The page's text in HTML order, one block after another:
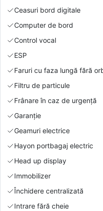
Ceasuri bord digitale
Computer de bord
Control vocal
ESP
Faruri cu faza lungă fără
Filtru de particule
Frânare în caz de urgență
Garanție
Geamuri electrice
Hayon portbagaj electric
Head up display
Immobilizer
Închidere centralizată
Intrare fără cheie